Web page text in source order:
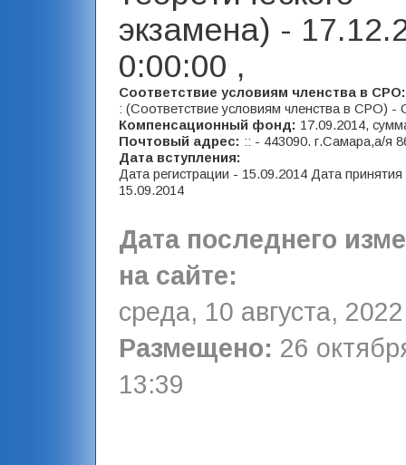
экзамена) -
0:00:00 ,
Соответствие условиям членства в
: (Соответствие условиям членства в СРО) -
Компенсационный фонд: 17.09.2014,
Почтовый адрес: :: - 443090. г.Самара,а/я
Дата вступления:
Дата регистрации - 15.09.2014 Дата
15.09.2014
Дата последнего
на сайте:
среда, 10 августа,
Размещено: 26
13:39